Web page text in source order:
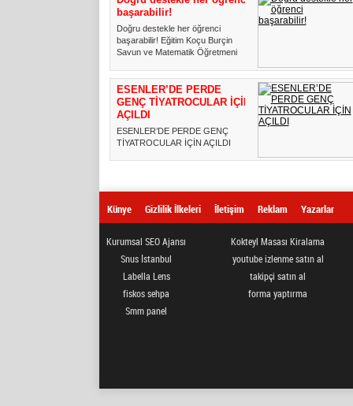
başarabilir!
Doğru destekle her öğrenci
başarabilir! Eğitim Koçu Burçin
Savun ve Matematik Öğretmeni
ESENLER’DE PERDE
GENÇ TİYATROCULAR İÇİN
AÇILDI
ESENLER’DE PERDE GENÇ
TİYATROCULAR İÇİN AÇILDI
Künye Gizlilik İlkeleri İletişim Reklam Yazarlar
Kurumsal SEO Ajansı
Snus İstanbul
Labella Lens
fiskos sehpa
Smm panel
Kokteyl Masası Kiralama
youtube izlenme satın al
takipçi satın al
forma yaptırma